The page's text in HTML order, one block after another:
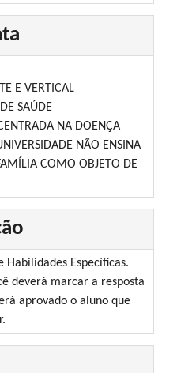
E VERTICAL
SAÚDE
NA DOENÇA
NÃO ENSINA
COMO OBJETO DE
Habilidades Específicas.
deverá marcar a resposta
aprovado o aluno que